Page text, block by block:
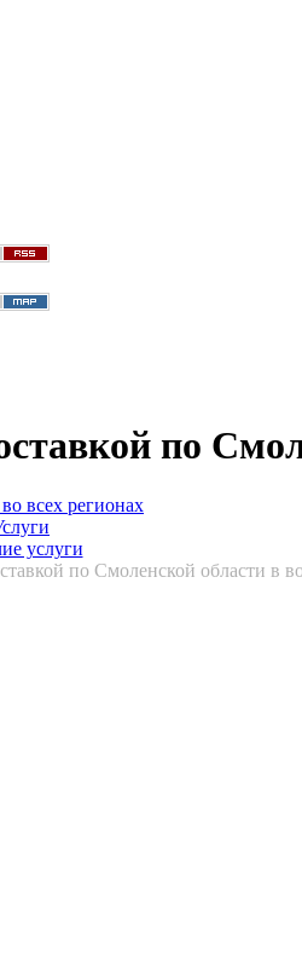
по
всех регионах
услуги
по Смоленской области в